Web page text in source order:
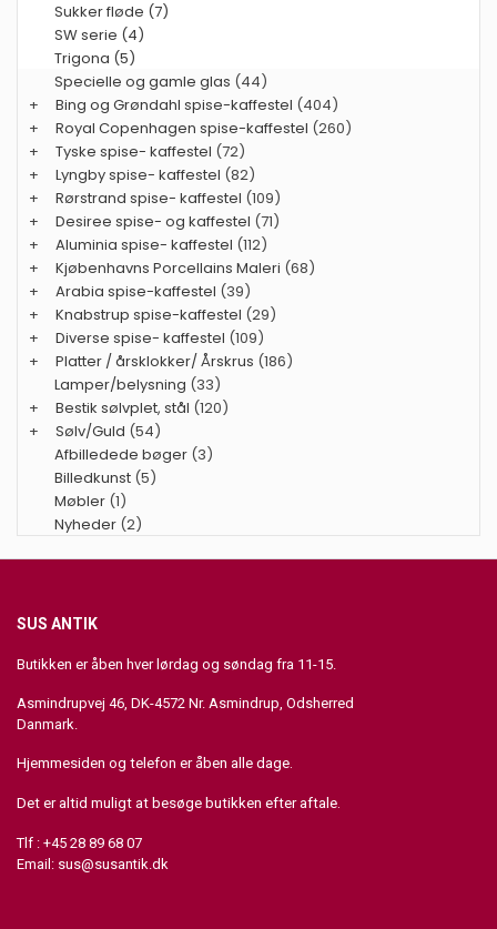
Sukker fløde (7)
SW serie (4)
Trigona (5)
Specielle og gamle glas (44)
+
Bing og Grøndahl spise-kaffestel (404)
+
Royal Copenhagen spise-kaffestel (260)
+
Tyske spise- kaffestel (72)
+
Lyngby spise- kaffestel (82)
+
Rørstrand spise- kaffestel (109)
+
Desiree spise- og kaffestel (71)
+
Aluminia spise- kaffestel (112)
+
Kjøbenhavns Porcellains Maleri (68)
+
Arabia spise-kaffestel (39)
+
Knabstrup spise-kaffestel (29)
+
Diverse spise- kaffestel (109)
+
Platter / årsklokker/ Årskrus (186)
Lamper/belysning (33)
+
Bestik sølvplet, stål (120)
+
Sølv/Guld (54)
Afbilledede bøger (3)
Billedkunst (5)
Møbler (1)
Nyheder (2)
SUS ANTIK
Butikken er åben hver lørdag og søndag fra 11-15.
Asmindrupvej 46, DK-4572 Nr. Asmindrup, Odsherred
Danmark.
Hjemmesiden og telefon er åben alle dage.
Det er altid muligt at besøge butikken efter aftale.
Tlf : +45 28 89 68 07
Email: sus@susantik.dk